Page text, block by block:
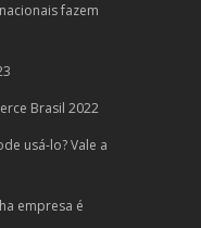
fazem
Brasil 2022
usá-lo? Vale a
empresa é